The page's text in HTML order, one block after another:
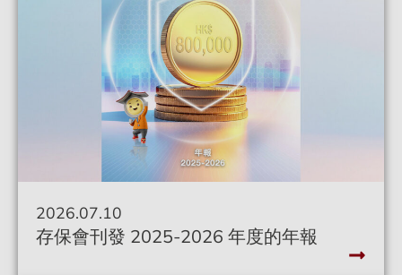
2026.07.10
存保會刊發 2025-2026 年度的年報